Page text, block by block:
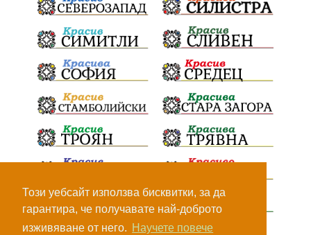
Този уебсайт използва бисквитки, за да
гарантира, че получавате най-доброто
изживяване от него. Научете повече